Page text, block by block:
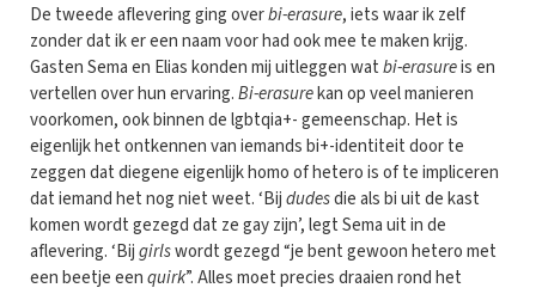
De tweede aflevering ging overbi-erasure, iets waar ik zelf
zonder dat ik er een naam voor had ook mee te maken krijg.
Gasten Sema en Elias konden mij uitleggen watbi-erasureis en
vertellen over hun ervaring.Bi-erasurekan op veel manieren
voorkomen, ook binnen de lgbtqia+- gemeenschap. Het is
eigenlijk het ontkennen van iemands bi+-identiteit door te
zeggen dat diegene eigenlijk homo of hetero is of te impliceren
dat iemand het nog niet weet. ‘Bijdudesdie als bi uit de kast
komen wordt gezegd dat ze gay zijn’, legt Sema uit in de
aflevering. ‘Bijgirlswordt gezegd “je bent gewoon hetero met
een beetje eenquirk”. Alles moet precies draaien rond het